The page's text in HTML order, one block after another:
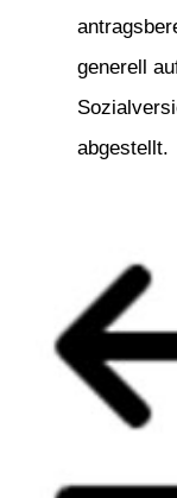
generell
abgestellt.